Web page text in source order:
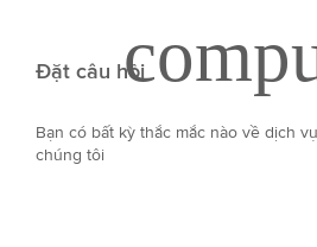
Đặt câu hỏi
Bạn có bất kỳ thắc mắc nào về dịch
chúng tôi